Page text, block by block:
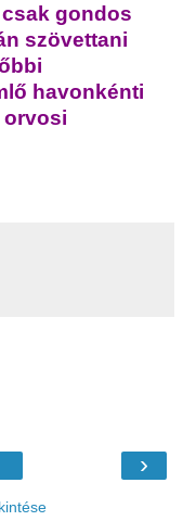
gondos
szövettani
havonkénti
orvosi
›